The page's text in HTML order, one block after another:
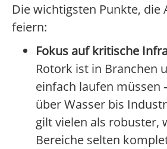
Die wichtigsten Punkte, die
feiern:
Fokus auf kritische
Rotork ist in Branchen
einfach laufen müssen
über Wasser bis
gilt vielen als robuster,
Bereiche selten